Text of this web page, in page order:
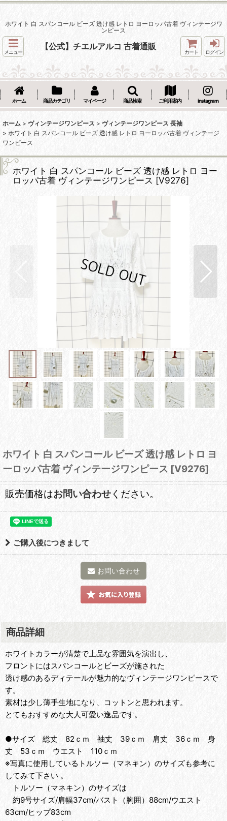
ホワイト 白 スパンコール ビーズ 透け感 レトロ ヨーロッパ古着 ヴィンテージワ
ンピース
メニュー
【公式】チエルアルコ 古着通販
カート ログイン
ホーム 商品カテゴリ マイページ 商品検索 ご利用案内 instagram
ホーム > ヴィンテージワンピース > ヴィンテージワンピース 長袖
> ホワイト 白 スパンコール ビーズ 透け感 レトロ ヨーロッパ古着 ヴィンテージ
ワンピース
ホワイト 白 スパンコール ビーズ 透け感 レトロ ヨー
ロッパ古着 ヴィンテージワンピース [V9276]
ホワイト 白 スパンコール ビーズ 透け感 レトロ ヨ
ーロッパ古着 ヴィンテージワンピース [V9276]
販売価格はお問い合わせ ください。
ご購入後につきまして
お問い合わせ
商品詳細
ホワイトカラーが清楚で上品な雰囲気を演出し、
フロントにはスパンコールとビーズが施された
透け感のあるディテールが魅力的なヴィンテージワンピースで
す。
素材は少し薄手生地になり、コットンと思われます。
とてもおすすめな大人可愛い逸品です。
●サイズ 総丈 82ｃｍ 袖丈 39ｃｍ 肩丈 36ｃｍ 身
丈 53ｃｍ ウエスト 110ｃｍ
※写真に使用しているトルソー（マネキン）のサイズも参考に
してみて下さい 。
トルソー（マネキン）のサイズは
約9号サイズ/肩幅37cm/バスト（胸囲）88cm/ウエスト
63cm/ヒップ83cm